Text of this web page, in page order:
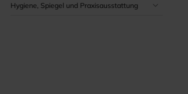
Hygiene, Spiegel und Praxisausstattung